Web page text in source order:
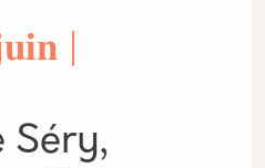
|
Séry,